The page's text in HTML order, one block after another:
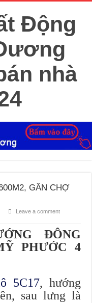
GẦN CHỢ
Leave a comment
ĐÔNG
PHƯỚC 4
5C17, hướng
sau lưng là